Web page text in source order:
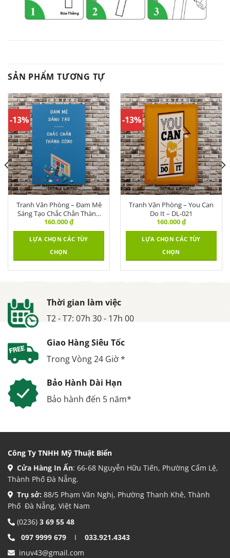
SẢN PHẨM TƯƠNG TỰ
-13%
Tranh Văn Phòng – Đam Mê
Sáng Tạo Chắc Chắn Thành
Công – DL-008
160.000₫
LỰA CHỌN CÁC TÙY
CHỌN
-13%
Tranh Văn Phòng – You Can
Do It – DL-021
160.000₫
LỰA CHỌN CÁC TÙY
CHỌN
Thời gian làm việc
T2 - T7: 07h 30 - 17h 00
Giao Hàng Siêu Tốc
Trong Vòng 24 Giờ *
Bảo Hành Dài Hạn
Bảo hành đến 5 năm*
Công Ty TNHH Mỹ Thuật Biển
Cửa Hàng In Ấn: 66-68 Nguyễn Hữu Tiến, Phường Cẩm Lệ,
Thành Phố Đà Nẵng.
Trụ sở: 88/5 Phạm Văn Nghị, Phường Thanh Khê, Thành
Phố Đà Nẵng, Việt Nam
(0236) 3 69 55 48
097 9999 679 I 033.921.4343
inuv43@gmail.com